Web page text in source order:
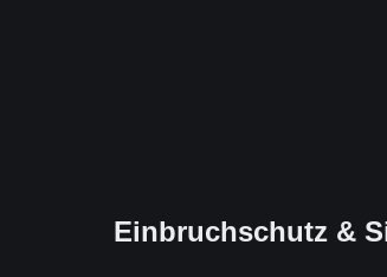
Einbruchschutz &